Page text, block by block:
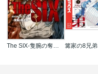
篝家の8兄弟